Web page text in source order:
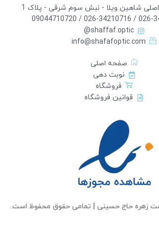
شاهین ویلا - نبش سوم شرقی - پلاک 1
026-34210720 /
shaffaf.optic@
info@shafafoptic.com
صفحه اصلی
نوبت دهی
فروشگاه
قوانین فروشگاه